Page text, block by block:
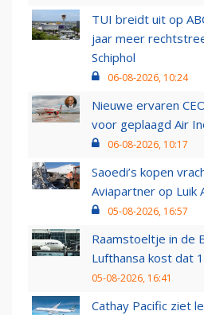
TUI breidt uit op
jaar meer
Schiphol
06-08-2026, 10:24
Nieuwe ervaren
voor geplaagd Air
06-08-2026, 10:17
Saoedi’s kopen
Aviapartner op Luik
05-08-2026, 16:57
Raamstoeltje in de
Lufthansa kost dat
05-08-2026, 16:41
Cathay Pacific ziet